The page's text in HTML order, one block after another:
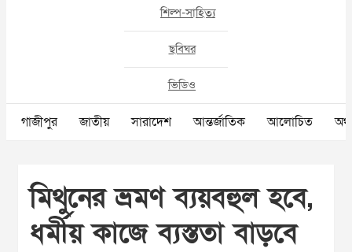
শিল্প-সাহিত্য
ছবিঘর
ভিডিও
গাজীপুর জাতীয় সারাদেশ আন্তর্জাতিক আলোচিত
মিথুনের ভ্রমণ ব্যয়বহুল হবে,
ধর্মীয় কাজে ব্যস্ততা বাড়বে